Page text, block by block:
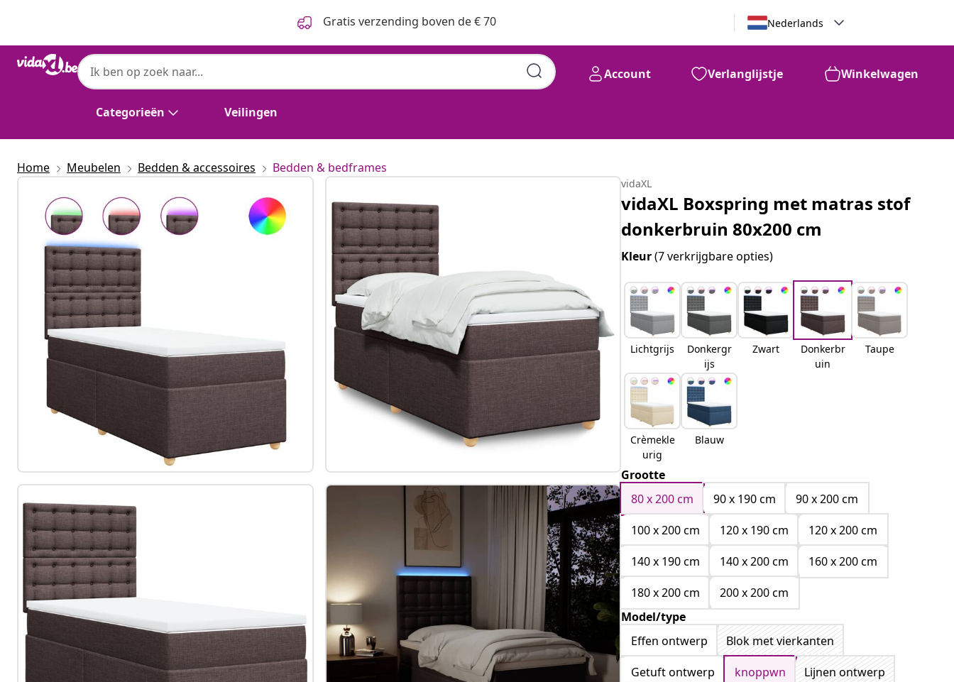
Gratis verzending boven de € 70 Nederlands
Categorieën Veilingen
Account Verlanglijstje Winkelwagen
Home Meubelen Bedden & accessoires Bedden & bedframes
vidaXL
vidaXL Boxspring met matras stof
donkerbruin 80x200 cm
Kleur(7 verkrijgbare opties)
Lichtgrijs
Donkergr
ijs
Zwart
Donkerbr
uin
Taupe
Crèmekle
urig
Blauw
Grootte
80 x 200 cm
90 x 190 cm
90 x 200 cm
100 x 200 cm
120 x 190 cm
120 x 200 cm
140 x 190 cm
140 x 200 cm
160 x 200 cm
180 x 200 cm
200 x 200 cm
Model/type
Effen ontwerp
Blok met vierkanten
Getuft ontwerp
knoppwn
Lijnen ontwerp